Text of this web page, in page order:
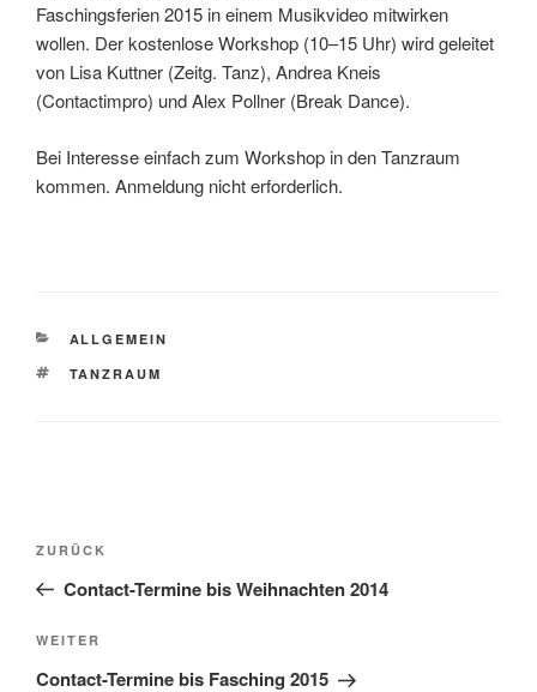
Faschingsferien 2015 in einem Musikvideo mitwirken
wollen. Der kostenlose Workshop (10–15 Uhr) wird geleitet
von Lisa Kuttner (Zeitg. Tanz), Andrea Kneis
(Contactimpro) und Alex Pollner (Break Dance).
Bei Interesse einfach zum Workshop in den Tanzraum
kommen. Anmeldung nicht erforderlich.
KATEGORIEN
ALLGEMEIN
SCHLAGWÖRTER
TANZRAUM
Beitragsnavigation
Vorheriger
Beitrag
ZURÜCK
Contact-Termine bis Weihnachten 2014
Nächster
Beitrag
WEITER
Contact-Termine bis Fasching 2015